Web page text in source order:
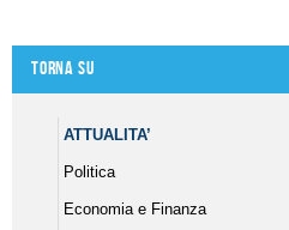
Torna su
ATTUALITA’
Politica
Economia e Finanza